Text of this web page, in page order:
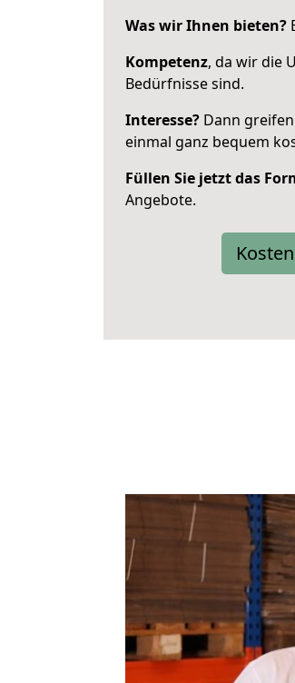
Was wir Ihnen bieten?
Kompetenz, da wir die
Bedürfnisse sind.
Interesse? Dann
einmal ganz bequem
Füllen Sie jetzt das
Angebote.